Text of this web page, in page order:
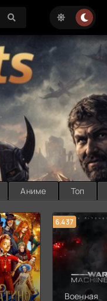
Аниме Топ
6.437
Военная